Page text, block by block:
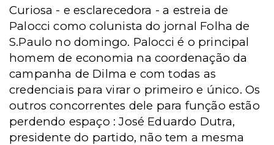
Curiosa - e esclarecedora - a estreia de
Palocci como colunista do jornal Folha de
S.Paulo no domingo. Palocci é o principal
homem de economia na coordenação da
campanha de Dilma e com todas as
credenciais para virar o primeiro e único. Os
outros concorrentes dele para função estão
perdendo espaço : José Eduardo Dutra,
presidente do partido, não tem a mesma